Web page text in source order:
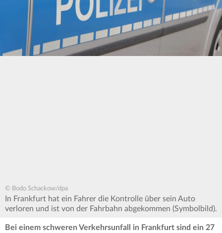
© Bodo Schackow/dpa
In Frankfurt hat ein Fahrer die Kontrolle über sein Auto
verloren und ist von der Fahrbahn abgekommen (Symbolbild).
Bei einem schweren Verkehrsunfall in Frankfurt sind ein 27